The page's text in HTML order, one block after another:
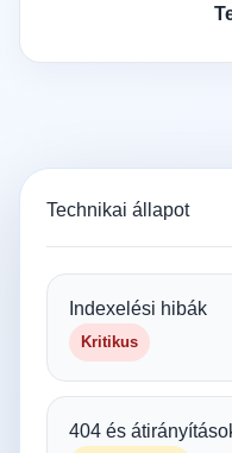
Technikai állapot
Indexelési hibák
Kritikus
404 és